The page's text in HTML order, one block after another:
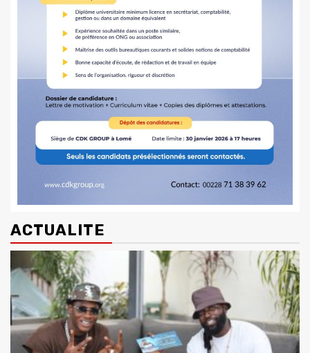
ACTUALITE